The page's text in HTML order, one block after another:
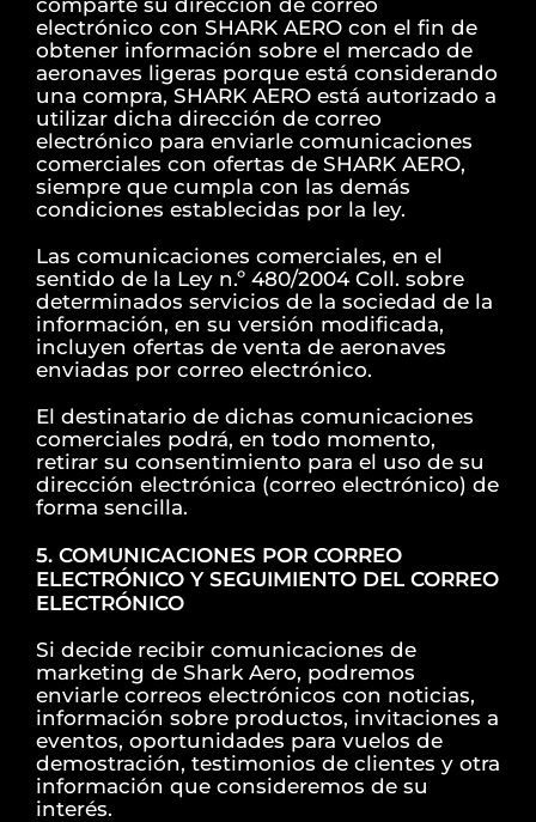
comparte su dirección de correo
electrónico con SHARK AERO con el fin de
obtener información sobre el mercado de
aeronaves ligeras porque está considerando
una compra, SHARK AERO está autorizado a
utilizar dicha dirección de correo
electrónico para enviarle comunicaciones
comerciales con ofertas de SHARK AERO,
siempre que cumpla con las demás
condiciones establecidas por la ley.
Las comunicaciones comerciales, en el
sentido de la Ley n.º 480/2004 Coll. sobre
determinados servicios de la sociedad de la
información, en su versión modificada,
incluyen ofertas de venta de aeronaves
enviadas por correo electrónico.
El destinatario de dichas comunicaciones
comerciales podrá, en todo momento,
retirar su consentimiento para el uso de su
dirección electrónica (correo electrónico) de
forma sencilla.
5. COMUNICACIONES POR CORREO
ELECTRÓNICO Y SEGUIMIENTO DEL CORREO
ELECTRÓNICO
Si decide recibir comunicaciones de
marketing de Shark Aero, podremos
enviarle correos electrónicos con noticias,
información sobre productos, invitaciones a
eventos, oportunidades para vuelos de
demostración, testimonios de clientes y otra
información que consideremos de su
interés.